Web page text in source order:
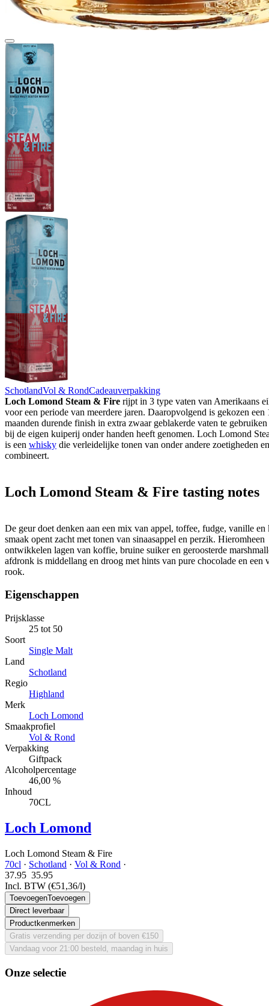
SchotlandVol & RondCadeauverpakking
Loch Lomond Steam & Fire rijpt in 3 type vaten van Amerikaans
voor een periode van meerdere jaren. Daaropvolgend is gekozen een
maanden durende finish in extra zwaar geblakerde vaten te
bij de eigen kuiperij onder handen heeft genomen. Loch Lomond
is een whisky die verleidelijke tonen van onder andere zoetigheden
combineert.
Loch Lomond Steam & Fire tasting notes
De geur doet denken aan een mix van appel, toffee, fudge, vanille en
smaak opent zacht met tonen van sinaasappel en perzik. Hieromheen
ontwikkelen lagen van koffie, bruine suiker en geroosterde
afdronk is middellang en droog met hints van pure chocolade en een
rook.
Eigenschappen
Prijsklasse
25 tot 50
Soort
Single Malt
Land
Schotland
Regio
Highland
Merk
Loch Lomond
Smaakprofiel
Vol & Rond
Verpakking
Giftpack
Alcoholpercentage
46,00 %
Inhoud
70CL
Loch Lomond
Loch Lomond Steam & Fire
70cl · Schotland · Vol & Rond ·
37.95 35.95
Incl. BTW (€51,36/l)
ToevoegenToevoegen
Direct leverbaar
Productkenmerken
Gratis verzending per dozijn of boven €150
Vandaag voor 21:00 besteld, maandag in huis
Onze selectie